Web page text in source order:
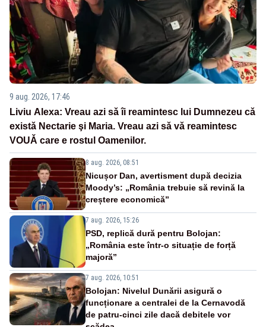
9 aug. 2026, 17:46
Liviu Alexa: Vreau azi sǎ îi reamintesc lui Dumnezeu cǎ
existǎ Nectarie şi Maria. Vreau azi sǎ vǎ reamintesc
VOUǍ care e rostul Oamenilor.
8 aug. 2026, 08:51
Nicușor Dan, avertisment după decizia
Moody’s: „România trebuie să revină la
creștere economică”
7 aug. 2026, 15:26
PSD, replică dură pentru Bolojan:
„România este într-o situație de forță
majoră”
7 aug. 2026, 10:51
Bolojan: Nivelul Dunării asigură o
funcționare a centralei de la Cernavodă
de patru-cinci zile dacă debitele vor